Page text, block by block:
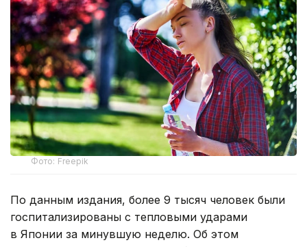
Фото: Freepik
По данным издания, более 9 тысяч человек были
госпитализированы с тепловыми ударами
в Японии за минувшую неделю. Об этом